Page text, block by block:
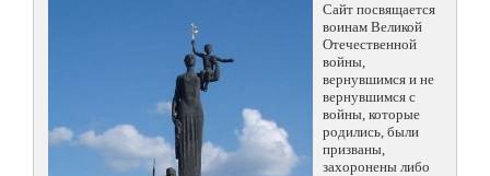
Сайт посвящается
воинам Великой
Отечественной
войны,
вернувшимся и не
вернувшимся с
войны, которые
родились, были
призваны,
захоронены либо